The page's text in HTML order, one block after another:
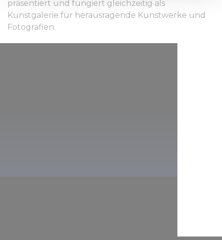
We use cookies to personalise content and ads, to
provide social media features and to analyse our traffic.
We also share information about your use of our site with
our social media, advertising and analytics partners who
präsentiert und fungiert gleichzeitig als
Kunstgalerie für herausragende Kunstwerke und
Fotografien.